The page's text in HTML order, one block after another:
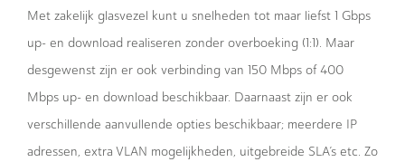
Met zakelijk glasvezel kunt u snelheden tot maar liefst 1 Gbps
up- en download realiseren zonder overboeking (1:1). Maar
desgewenst zijn er ook verbinding van 150 Mbps of 400
Mbps up- en download beschikbaar. Daarnaast zijn er ook
verschillende aanvullende opties beschikbaar; meerdere IP
adressen, extra VLAN mogelijkheden, uitgebreide SLA’s etc. Zo